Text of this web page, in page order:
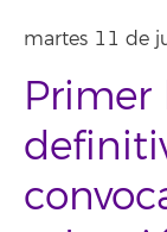
martes 11 de
Primer